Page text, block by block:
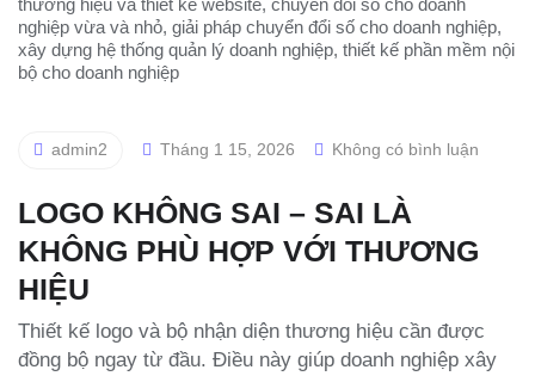
admin2 Tháng 1 15, 2026 Không có bình luận
LOGO KHÔNG SAI – SAI LÀ
KHÔNG PHÙ HỢP VỚI THƯƠNG
HIỆU
Thiết kế logo và bộ nhận diện thương hiệu cần được
đồng bộ ngay từ đầu. Điều này giúp doanh nghiệp xây